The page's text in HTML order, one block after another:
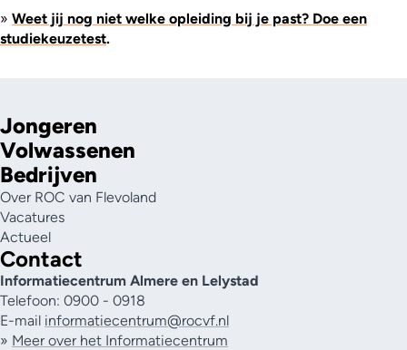
» Weet jij nog niet welke opleiding bij je past? Doe een
studiekeuzetest.
Jongeren
Volwassenen
Bedrijven
Over ROC van Flevoland
Vacatures
Actueel
Contact
Informatiecentrum Almere en Lelystad
Telefoon: 0900 - 0918
E-mail informatiecentrum@rocvf.nl
» Meer over het Informatiecentrum